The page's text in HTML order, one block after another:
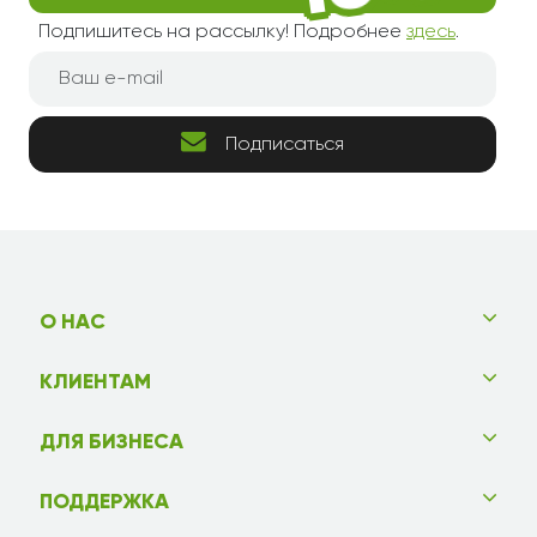
Подпишитесь на рассылку! Подробнее здесь.
Подписаться
О НАС
КЛИЕНТАМ
ДЛЯ БИЗНЕСА
ПОДДЕРЖКА